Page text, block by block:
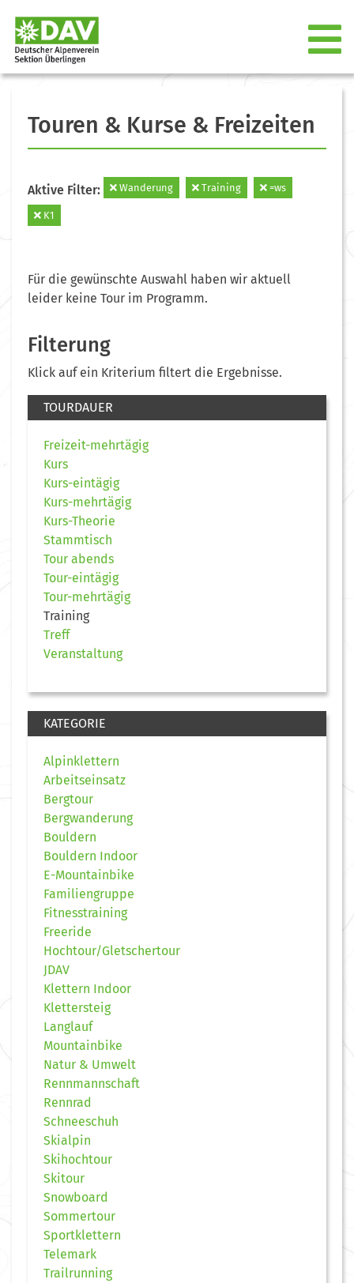
Touren & Kurse & Freizeiten
Aktive Filter: Wanderung Training =ws
K1
Für die gewünschte Auswahl haben wir aktuell
leider keine Tour im Programm.
Filterung
Klick auf ein Kriterium filtert die Ergebnisse.
TOURDAUER
Freizeit-mehrtägig
Kurs
Kurs-eintägig
Kurs-mehrtägig
Kurs-Theorie
Stammtisch
Tour abends
Tour-eintägig
Tour-mehrtägig
Training
Treff
Veranstaltung
KATEGORIE
Alpinklettern
Arbeitseinsatz
Bergtour
Bergwanderung
Bouldern
Bouldern Indoor
E-Mountainbike
Familiengruppe
Fitnesstraining
Freeride
Hochtour/Gletschertour
JDAV
Klettern Indoor
Klettersteig
Langlauf
Mountainbike
Natur & Umwelt
Rennmannschaft
Rennrad
Schneeschuh
Skialpin
Skihochtour
Skitour
Snowboard
Sommertour
Sportklettern
Telemark
Trailrunning